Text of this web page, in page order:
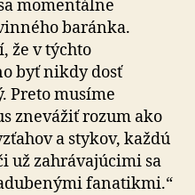
momentálne
baránka.
že v týchto
byť nikdy dosť
Preto musíme
znevážiť rozum ako
a stykov, každú
už zahrávajúcimi sa
fanatikmi.“